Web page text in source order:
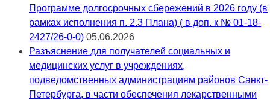
Программе долгосрочных сбережений в 2026 году (в
рамках исполнения п. 2.3 Плана) ( в доп. к № 01-18-
2427/26-0-0) 05.06.2026
Разъяснение для получателей социальных и
медицинских услуг в учреждениях,
подведомственных администрациям районов Санкт-
Петербурга, в части обеспечения лекарственными